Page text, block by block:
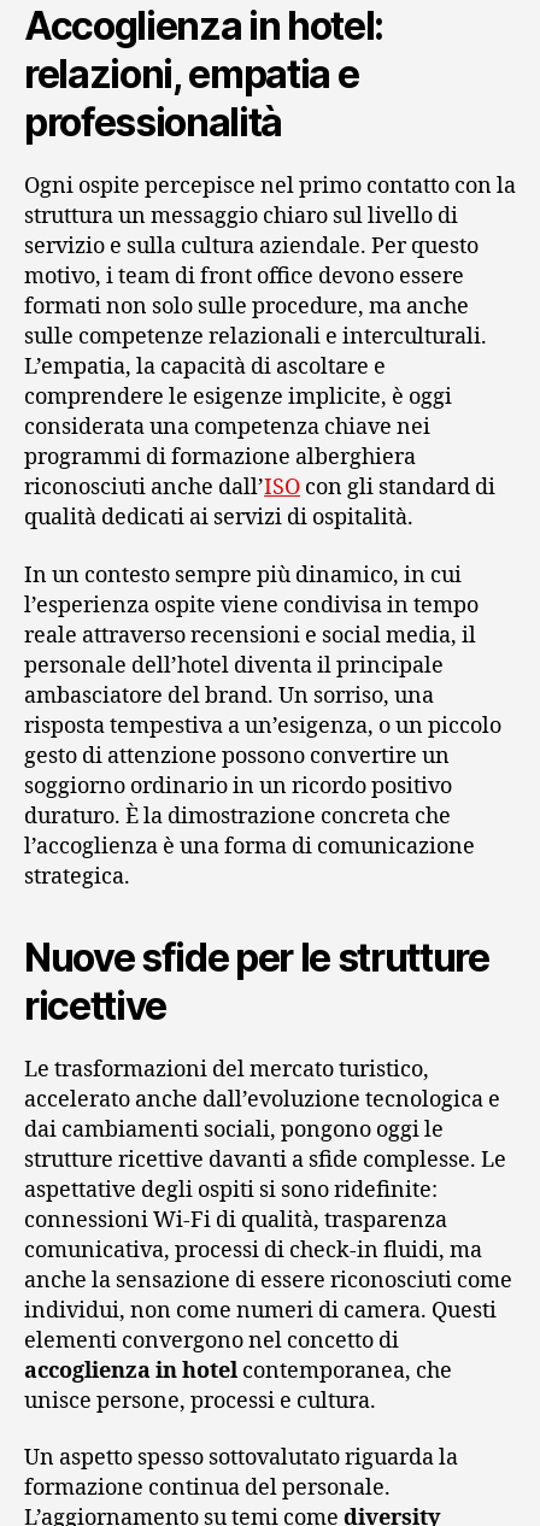
Accoglienza in hotel:
relazioni, empatia e
professionalità
Ogni ospite percepisce nel primo contatto con la
struttura un messaggio chiaro sul livello di
servizio e sulla cultura aziendale. Per questo
motivo, i team di front office devono essere
formati non solo sulle procedure, ma anche
sulle competenze relazionali e interculturali.
L’empatia, la capacità di ascoltare e
comprendere le esigenze implicite, è oggi
considerata una competenza chiave nei
programmi di formazione alberghiera
riconosciuti anche dall’ISO con gli standard di
qualità dedicati ai servizi di ospitalità.
In un contesto sempre più dinamico, in cui
l’esperienza ospite viene condivisa in tempo
reale attraverso recensioni e social media, il
personale dell’hotel diventa il principale
ambasciatore del brand. Un sorriso, una
risposta tempestiva a un’esigenza, o un piccolo
gesto di attenzione possono convertire un
soggiorno ordinario in un ricordo positivo
duraturo. È la dimostrazione concreta che
l’accoglienza è una forma di comunicazione
strategica.
Nuove sfide per le strutture
ricettive
Le trasformazioni del mercato turistico,
accelerato anche dall’evoluzione tecnologica e
dai cambiamenti sociali, pongono oggi le
strutture ricettive davanti a sfide complesse. Le
aspettative degli ospiti si sono ridefinite:
connessioni Wi-Fi di qualità, trasparenza
comunicativa, processi di check-in fluidi, ma
anche la sensazione di essere riconosciuti come
individui, non come numeri di camera. Questi
elementi convergono nel concetto di
accoglienza in hotel contemporanea, che
unisce persone, processi e cultura.
Un aspetto spesso sottovalutato riguarda la
formazione continua del personale.
L’aggiornamento su temi come diversity